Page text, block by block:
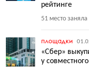
рейтинге
51 место
площадки
«Сбер»
у